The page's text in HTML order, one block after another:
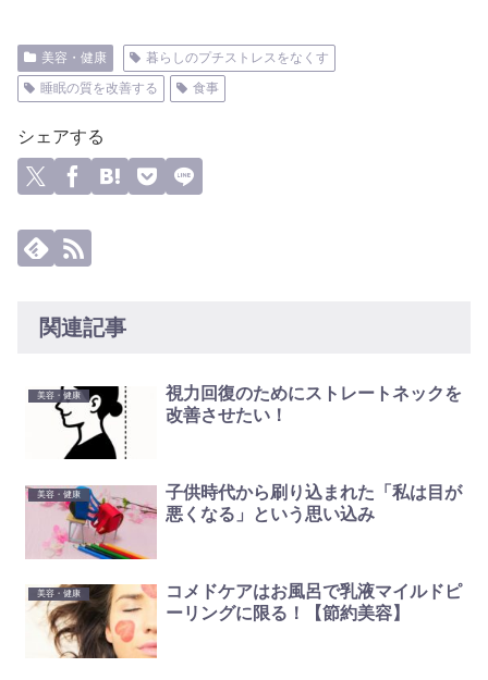
美容・健康
暮らしのプチストレスをなくす
睡眠の質を改善する
食事
シェアする
関連記事
美容・健康
視力回復のためにストレートネックを
改善させたい！
美容・健康
子供時代から刷り込まれた「私は目が
悪くなる」という思い込み
美容・健康
コメドケアはお風呂で乳液マイルドピ
ーリングに限る！【節約美容】